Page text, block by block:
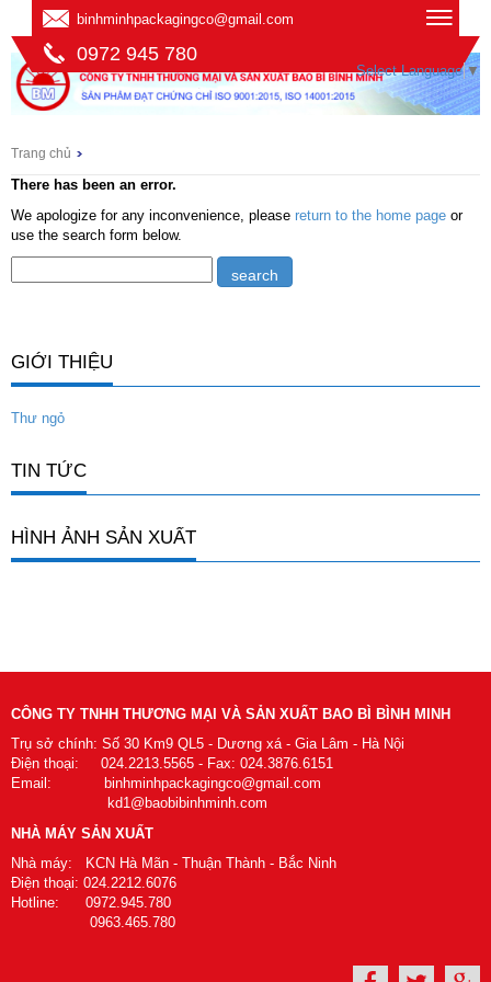
binhminhpackagingco@gmail.com
0972 945 780
Select Language ▼
Trang chủ
There has been an error.
We apologize for any inconvenience, please return to the home page or
use the search form below.
GIỚI THIỆU
Thư ngỏ
TIN TỨC
HÌNH ẢNH SẢN XUẤT
CÔNG TY TNHH THƯƠNG MẠI VÀ SẢN XUẤT BAO BÌ BÌNH MINH
Trụ sở chính: Số 30 Km9 QL5 - Dương xá - Gia Lâm - Hà Nội
Điện thoại: 024.2213.5565 - Fax: 024.3876.6151
Email: binhminhpackagingco@gmail.com
kd1@baobibinhminh.com
NHÀ MÁY SẢN XUẤT
Nhà máy: KCN Hà Mãn - Thuận Thành - Bắc Ninh
Điện thoại: 024.2212.6076
Hotline: 0972.945.780
0963.465.780